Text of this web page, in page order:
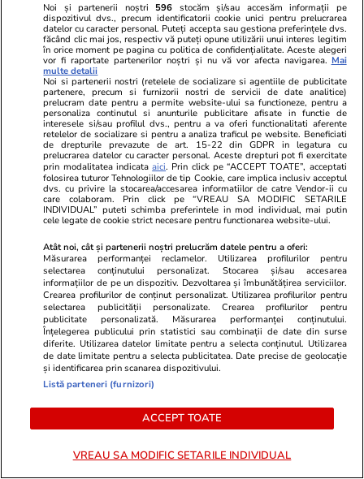
Elle.ro
Este vestea momentului în
showbiz! La 53 de ani, celebra
actriță a anunțat oficial nașterea
celui de-al treilea copil al său:
"Bun venit în lume, fiule"
Unica.ro
Mirabela
flancată de
aflat
de Apel
MONDEN
Stiri Mondene 18:22
Panică pentru What’s UP la
Noi și partenerii noștri 596 stocăm și/sau accesăm informații pe
dispozitivul dvs., precum identificatorii cookie unici pentru prelucrarea
datelor cu caracter personal. Puteți accepta sau gestiona preferințele dvs.
făcând clic mai jos, respectiv vă puteți opune utilizării unui interes legitim
în orice moment pe pagina cu politica de confidențialitate. Aceste alegeri
vor fi raportate partenerilor noștri și nu vă vor afecta navigarea. Mai
multe detalii
Noi si partenerii nostri (retelele de socializare si agentiile de publicitate
partenere, precum si furnizorii nostri de servicii de date analitice)
prelucram date pentru a permite website-ului sa functioneze, pentru a
personaliza continutul si anunturile publicitare afisate in functie de
interesele si/sau profilul dvs., pentru a va oferi functionalitati aferente
retelelor de socializare si pentru a analiza traficul pe website. Beneficiati
de drepturile prevazute de art. 15-22 din GDPR in legatura cu
prelucrarea datelor cu caracter personal. Aceste drepturi pot fi exercitate
prin modalitatea indicataaici. Prin click pe “ACCEPT TOATE”, acceptati
folosirea tuturor Tehnologiilor de tip Cookie, care implica inclusiv acceptul
dvs. cu privire la stocarea/accesarea informatiilor de catre Vendor-ii cu
care colaboram. Prin click pe “VREAU SA MODIFIC SETARILE
INDIVIDUAL” puteti schimba preferintele in mod individual, mai putin
cele legate de cookie strict necesare pentru functionarea website-ului.
Atât noi, cât și partenerii noștri prelucrăm datele pentru a oferi:
Măsurarea performanței reclamelor. Utilizarea profilurilor pentru
selectarea conținutului personalizat. Stocarea și/sau accesarea
informațiilor de pe un dispozitiv. Dezvoltarea și îmbunătățirea serviciilor.
Crearea profilurilor de conținut personalizat. Utilizarea profilurilor pentru
selectarea publicității personalizate. Crearea profilurilor pentru
publicitate personalizată. Măsurarea performanței conținutului.
Înțelegerea publicului prin statistici sau combinații de date din surse
diferite. Utilizarea datelor limitate pentru a selecta conținutul. Utilizarea
de date limitate pentru a selecta publicitatea. Date precise de geolocație
și identificarea prin scanarea dispozitivului.
Listă parteneri (furnizori)
ACCEPT TOATE
VREAU SA MODIFIC SETARILE INDIVIDUAL